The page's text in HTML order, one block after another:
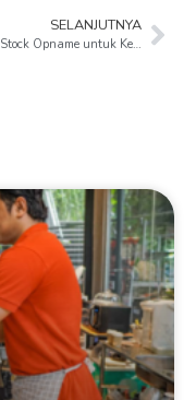
SELANJUTNYA
Strategi Stock Opname untuk Kelola Barang Lebih Akurat